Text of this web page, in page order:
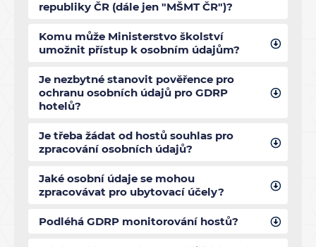
republiky ČR (dále jen "MŠMT ČR")?
Komu může Ministerstvo školství
umožnit přístup k osobním údajům?
Je nezbytné stanovit pověřence pro
ochranu osobních údajů pro GDRP
hotelů?
Je třeba žádat od hostů souhlas pro
zpracování osobních údajů?
Jaké osobní údaje se mohou
zpracovávat pro ubytovací účely?
Podléhá GDRP monitorování hostů?